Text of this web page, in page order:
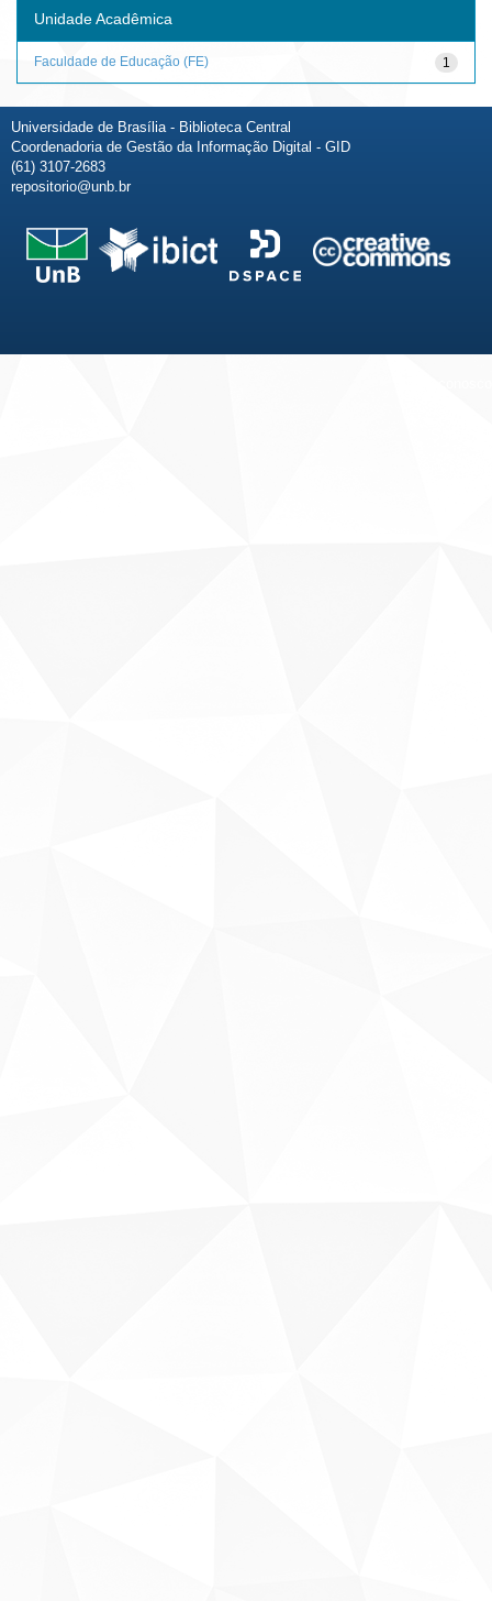
Unidade Acadêmica
1
Faculdade de Educação (FE)
Universidade de Brasília - Biblioteca Central
Coordenadoria de Gestão da Informação Digital - GID
(61) 3107-2683
repositorio@unb.br